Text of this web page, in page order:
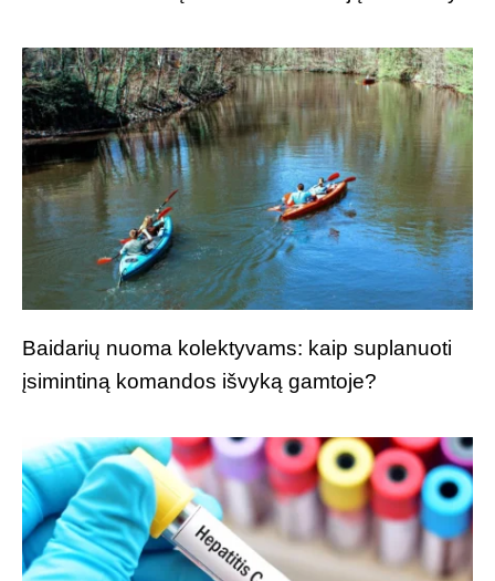
Baidarių nuoma kolektyvams: kaip suplanuoti
įsimintiną komandos išvyką gamtoje?